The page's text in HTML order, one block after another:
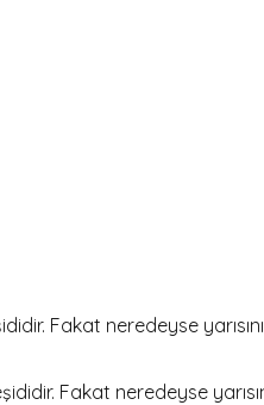
Fakat neredeyse
Fakat neredeyse